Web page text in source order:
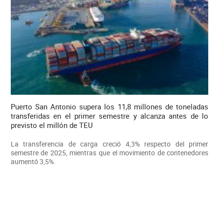
Puerto San Antonio supera los 11,8 millones de toneladas
transferidas en el primer semestre y alcanza antes de lo
previsto el millón de TEU
La transferencia de carga creció 4,3% respecto del primer
semestre de 2025, mientras que el movimiento de contenedores
aumentó 3,5%.